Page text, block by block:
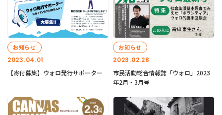
2023.04.01
お知らせ
【寄付募集】ウォロ発行サポーター
2023.02.28
お知らせ
市民活動総合情報誌「ウォロ」2023
年2月・3月号